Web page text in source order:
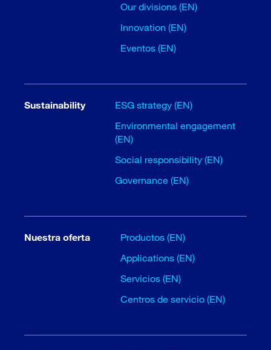
Our divisions (EN)
Innovation (EN)
Eventos (EN)
Sustainability
ESG strategy (EN)
Environmental engagement
(EN)
Social responsibility (EN)
Governance (EN)
Nuestra oferta
Productos (EN)
Applications (EN)
Servicios (EN)
Centros de servicio (EN)